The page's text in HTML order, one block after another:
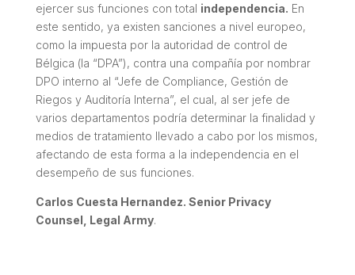
ejercer sus funciones con total independencia. En
este sentido, ya existen sanciones a nivel europeo,
como la impuesta por la autoridad de control de
Bélgica (la “DPA”), contra una compañía por nombrar
DPO interno al “Jefe de Compliance, Gestión de
Riegos y Auditoría Interna”, el cual, al ser jefe de
varios departamentos podría determinar la finalidad y
medios de tratamiento llevado a cabo por los mismos,
afectando de esta forma a la independencia en el
desempeño de sus funciones.
Carlos Cuesta Hernandez. Senior Privacy
Counsel, Legal Army.